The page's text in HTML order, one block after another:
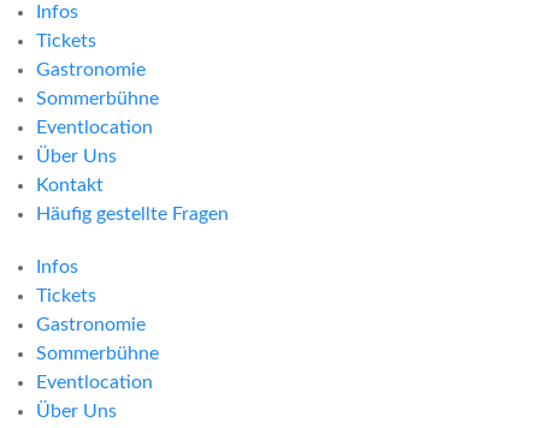
Infos
Tickets
Gastronomie
Sommerbühne
Eventlocation
Über Uns
Kontakt
Häufig gestellte Fragen
Infos
Tickets
Gastronomie
Sommerbühne
Eventlocation
Über Uns